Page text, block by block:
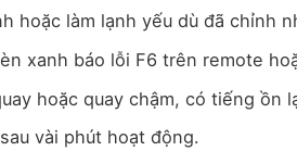
hoặc làm lạnh yếu dù đã chỉnh
xanh báo lỗi F6 trên remote
hoặc quay chậm, có tiếng ồn
vài phút hoạt động.